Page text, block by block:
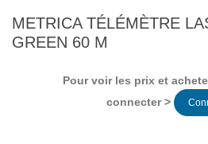
METRICA TÉLÉMÈTRE
GREEN 60 M
Pour voir les prix et
connecter >